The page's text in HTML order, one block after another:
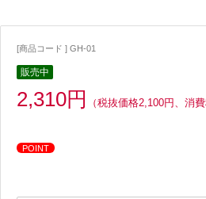
[商品コード ] GH-01
販売中
2,310円 （税抜価格2,100円、消費
POINT